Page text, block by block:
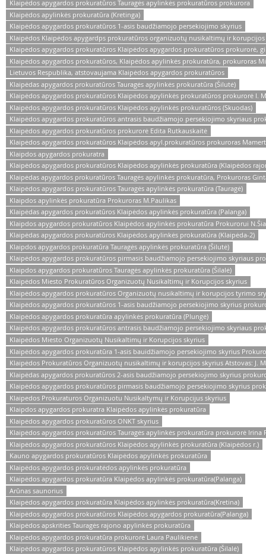
Klaipėdos apygardos prokuratūros Tauragės apylinkės prokuratūros prokurora
Klaipėdos apylinkės prokuratūra (Kretinga)
Klaipėdos apygardos prokuratūros 1-asis baudžiamojo persekiojimo skyrius
Klaipėdos Klaipėdos apygardps prokuratūros organizuotų nusikaltimų ir
Klaipėdos apygardos prokuratūros Klaipėdos apygardos prokuratūros prokurorė,
Klaipėdos apygardos prokuratūros, Klaipėdos apylinkės prokuratūra, prokuroras
Lietuvos Respublika, atstovaujama Klaipėdos apygardos prokuratūros
Klaipėdas apygardos prokuratūros Tauragės apylinkės prokuratūra (Šilutė)
Klaipėdos apygardos prokuratūros Klaipėdos apylinkės prokuratūros prokurorė I.
Klaipėdos apygardos prokuratūros Klaipėdos apylinkės prokuratūros (Skuodas)
Klaipėdos apygardos prokuratūros antrasis baudžiamojo persekiojimo skyriaus
Klaipėdos apygardos prokuratūros prokurorė Edita Rutkauskaitė
Klaipėdos apygardos prokuratūros Klaipėdos apyl.prokuratūros prokuroras
Klaipdos apygardos prokuratra
Klaipėdos apygardos prokuratūros Klaipėdos apylinkės prokuratūra (Klaipėdos
Klaipėdas apygardos prokuratūros Tauragės apylinkės prokuratūra, Prokuroras
Klaipėdos apygardos prokuratūros Tauragės apylinkės prokuratūra (Tauragė)
Klaipdos apylinkės prokuratūra Prokuroras M.Paulikas
Klaipėdas apygardos prokuratūros Klaipėdos apylinkės prokuratūra (Palanga)
Klaipdos apygardos prokuratūros Klaipėdos apylinkės prokuratūra Prokurorui
Klaipėdas apygardos prokuratūros Klaipėdos apylinkės prokuratūra (Klaipėda-2)
Klaipdos apygardos prokuratūra Tauragės apylinkės prokuratūra (Šilutė)
Klaipėdos apygardos prokuratūros pirmasis baudžiamojo persekiojimo skyriaus
Klaipdos apygardos prokuratūros Tauragės apylinkės prokuratūra (Šilalė)
Klaipėdos Miesto Prokuratūros Organizuotų Nusikaltimų ir Korupcijos skyrius
Klaipėdos apygardos prokuratūros Organizuotų nusikaltimų ir korupcijos tyrimo
Klaipėdos apygardos prokuratūros 1-asis baudžiamojo persekiojimo skyrius
Klaipėdos apygardos prokuratūra apylinkės prokuratūra (Plungė)
Klaipėdos apygardos prokuratūros antrasis baudžiamojo persekiojimo skyriaus
Klaipėdos Miesto Organizuotų Nusikaltimų ir Korupcijos skyrius
Klaipėdos apygardos prokuratūra 1-asis bauidžiamojo persekiojimo skyrius
Klaipėdos Prokuratūros Organizuotų nusikaltimų ir korupcijos skyrius Atstovas: J.
Klaipėdas apygardos prokuratūros 2-asis baudžiamojo persekiojimo skyrius
Klaipėdos apygardos prokuratūros pirmasis baudžiamojo persekiojimo skyrius
Klaipedos Prokuraturos Organizuotu Nusikaltymų ir Korupcijus skyrius
Klaipdos apygardos prokuratra Klaipėdos apylinkės prokuratūra
Klaipėdos apygardos prokuratūros ONKT skyrius
Klaipėdos apygardos prokuratūros Tauragės apylinkės prokuratūra prokurorė Irina
Klaipėdos apygardos prokuratūros Klaipėdos apylinkės prokuratūra (Klaipėdos r.)
Kauno apygardos prokuratūros Klaipėdos apylinkės prokuratūra
Klaipėdos apygardos prokuratėdos apylinkės prokuratūra
Klaipėdos apygardos prokuratūra Klaipėdos apylinkės prokuratūra(Palanga)
Arūnas saunorius
Klaipėdos apygardos prokuratūra Klaipėdos apylinkės prokuratūra(Kretina)
Klaipėdos apygardos prokuratūros Klaipėdos apygardos prokuratūra(Palanga)
Klaipėdos apskrities Tauragės rajono apylinkės prokuratūra
Klaipėdos apygardos prokuratūra prokurorė Laura Paulikienė
Klaipėdos apygardos prokuratūros Klaipėdos apylinkės prokuratūra (Šilalė)